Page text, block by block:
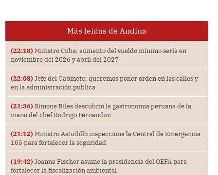
Más leídas de Andina
(22:18) Ministro Cuba: aumento del sueldo mínimo sería en
noviembre del 2026 y abril del 2027
(22:08) Jefe del Gabinete: queremos poner orden en las calles y
en la administración pública
(21:36) Simone Biles descubrió la gastronomía peruana de la
mano del chef Rodrigo Fernandini
(21:12) Ministro Astudillo inspecciona la Central de Emergencia
105 para fortalecer la seguridad
(19:42) Joanna Fischer asume la presidencia del OEFA para
fortalecer la fiscalización ambiental